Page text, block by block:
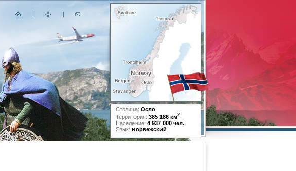
Столица: Осло
Территория: 385 186 км2
Население: 4 937 000 чел.
Язык: норвежский